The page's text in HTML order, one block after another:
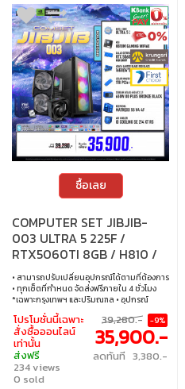
ซื้อเลย
COMPUTER SET JIBJIB-
003 ULTRA 5 225F /
RTX5060TI 8GB / H810 /
16GB DDR5 / M.2 1TB
• สามารถปรับเปลี่ยนอุปกรณ์ได้ตามที่ต้องการ
• ทุกเซ็ตที่กำหนด จัดส่งฟรีภายใน 4 ชั่วโมง
*เฉพาะกรุงเทพฯ และปริมณฑล • อุปกรณ์
คอมพิวเตอร์เสียภายใน 30 วัน นับจากวันซื้อ
เปลี่ยนอุปกรณ์คอมพิวเตอร์ใหม่ให้ทันที
ภายใน 24 ชั่วโมง เฉพาะซื้อผ่าน JIB Online
เท่านั้น (เงื่อนไขเป็นไปตามที่กำหนด) • ผ่อน
สบายๆ 0% นาน 10 เดือน ทุกเซ็ต • บริการ
ซ่อมและตรวจเช็คอาการ ฟรี! ได้ที่เจไอบีกว่า 140
สาขา ทั่วประเทศ
โปรโมชั่นนี้เฉพาะ
สั่งซื้อออนไลน์
เท่านั้น
ส่งฟรี
234 views
0 sold
39,280.- -9%
35,900.-
ลดทันที 3,380.-